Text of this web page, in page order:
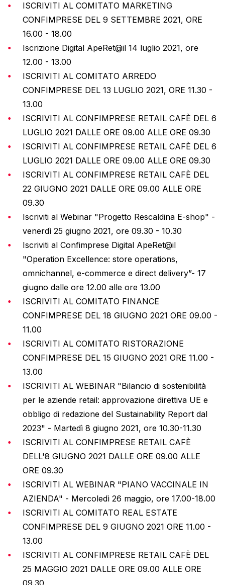
ISCRIVITI AL COMITATO MARKETING
CONFIMPRESE DEL 9 SETTEMBRE 2021, ORE
16.00 - 18.00
Iscrizione Digital ApeRet@il 14 luglio 2021, ore
12.00 - 13.00
ISCRIVITI AL COMITATO ARREDO
CONFIMPRESE DEL 13 LUGLIO 2021, ORE 11.30 -
13.00
ISCRIVITI AL CONFIMPRESE RETAIL CAFÈ DEL 6
LUGLIO 2021 DALLE ORE 09.00 ALLE ORE 09.30
ISCRIVITI AL CONFIMPRESE RETAIL CAFÈ DEL 6
LUGLIO 2021 DALLE ORE 09.00 ALLE ORE 09.30
ISCRIVITI AL CONFIMPRESE RETAIL CAFÈ DEL
22 GIUGNO 2021 DALLE ORE 09.00 ALLE ORE
09.30
Iscriviti al Webinar "Progetto Rescaldina E-shop" -
venerdì 25 giugno 2021, ore 09.30 - 10.30
Iscriviti al Confimprese Digital ApeRet@il
"Operation Excellence: store operations,
omnichannel, e-commerce e direct delivery”- 17
giugno dalle ore 12.00 alle ore 13.00
ISCRIVITI AL COMITATO FINANCE
CONFIMPRESE DEL 18 GIUGNO 2021 ORE 09.00 -
11.00
ISCRIVITI AL COMITATO RISTORAZIONE
CONFIMPRESE DEL 15 GIUGNO 2021 ORE 11.00 -
13.00
ISCRIVITI AL WEBINAR "Bilancio di sostenibilità
per le aziende retail: approvazione direttiva UE e
obbligo di redazione del Sustainability Report dal
2023" - Martedì 8 giugno 2021, ore 10.30-11.30
ISCRIVITI AL CONFIMPRESE RETAIL CAFÈ
DELL'8 GIUGNO 2021 DALLE ORE 09.00 ALLE
ORE 09.30
ISCRIVITI AL WEBINAR "PIANO VACCINALE IN
AZIENDA" - Mercoledì 26 maggio, ore 17.00-18.00
ISCRIVITI AL COMITATO REAL ESTATE
CONFIMPRESE DEL 9 GIUGNO 2021 ORE 11.00 -
13.00
ISCRIVITI AL CONFIMPRESE RETAIL CAFÈ DEL
25 MAGGIO 2021 DALLE ORE 09.00 ALLE ORE